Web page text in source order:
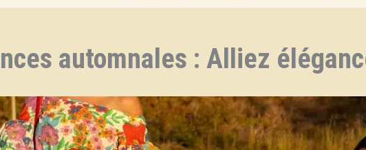
automnales : Alliez